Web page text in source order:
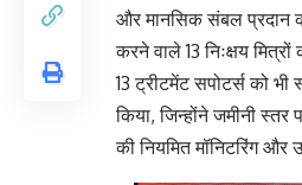
और मानसिक संबल प्रदान
करने वाले 13 निःक्षय
13 ट्रीटमेंट सपोटर्स को भी
किया, जिन्होंने जमीनी स्तर
की नियमित मॉनिटरिंग